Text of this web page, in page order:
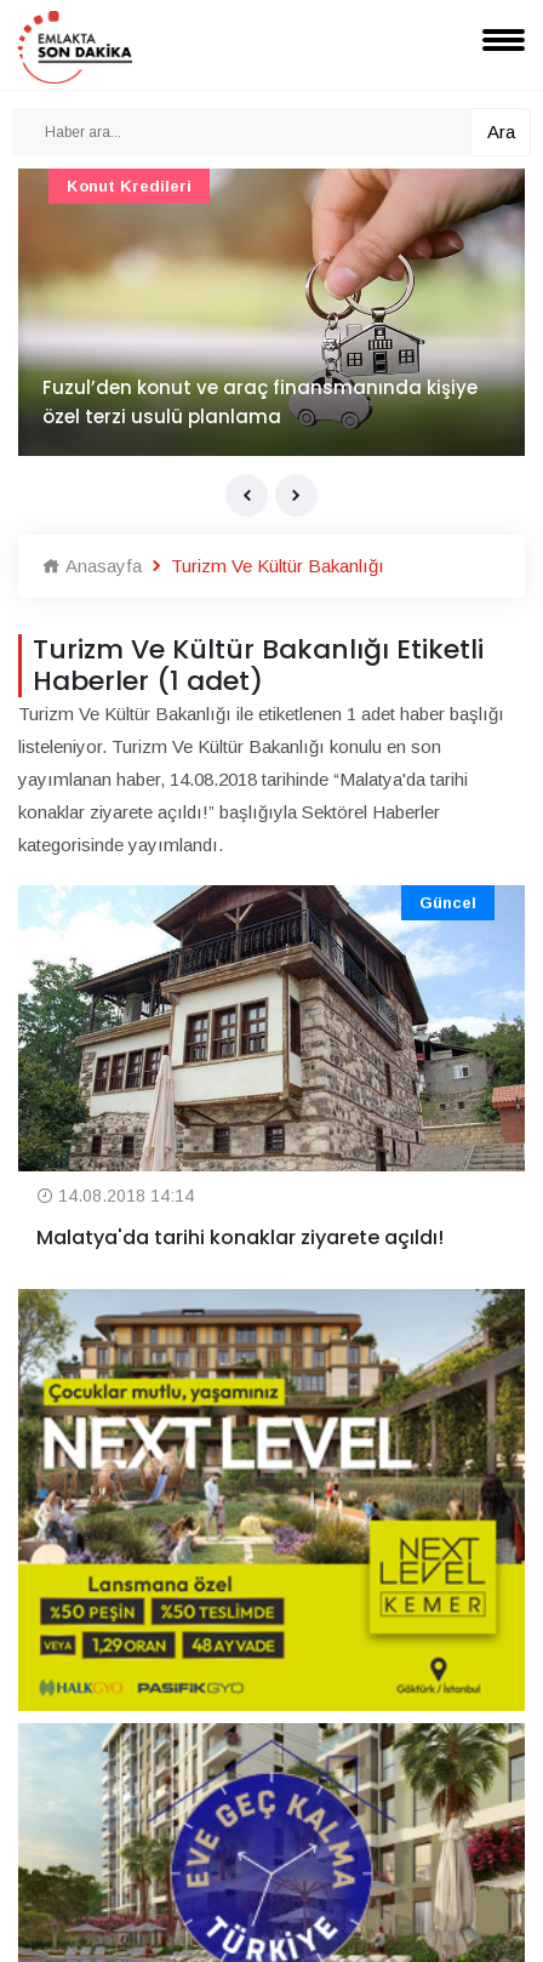
Ara
İv Kandilli'de yaşam yakında başlıyor
Konut Projeleri
Anasayfa Turizm Ve Kültür Bakanlığı
Turizm Ve Kültür Bakanlığı Etiketli
Haberler (1 adet)
Turizm Ve Kültür Bakanlığı ile etiketlenen 1 adet haber başlığı
listeleniyor. Turizm Ve Kültür Bakanlığı konulu en son
yayımlanan haber, 14.08.2018 tarihinde “Malatya'da tarihi
konaklar ziyarete açıldı!” başlığıyla Sektörel Haberler
kategorisinde yayımlandı.
Güncel
14.08.2018 14:14
Malatya'da tarihi konaklar ziyarete açıldı!